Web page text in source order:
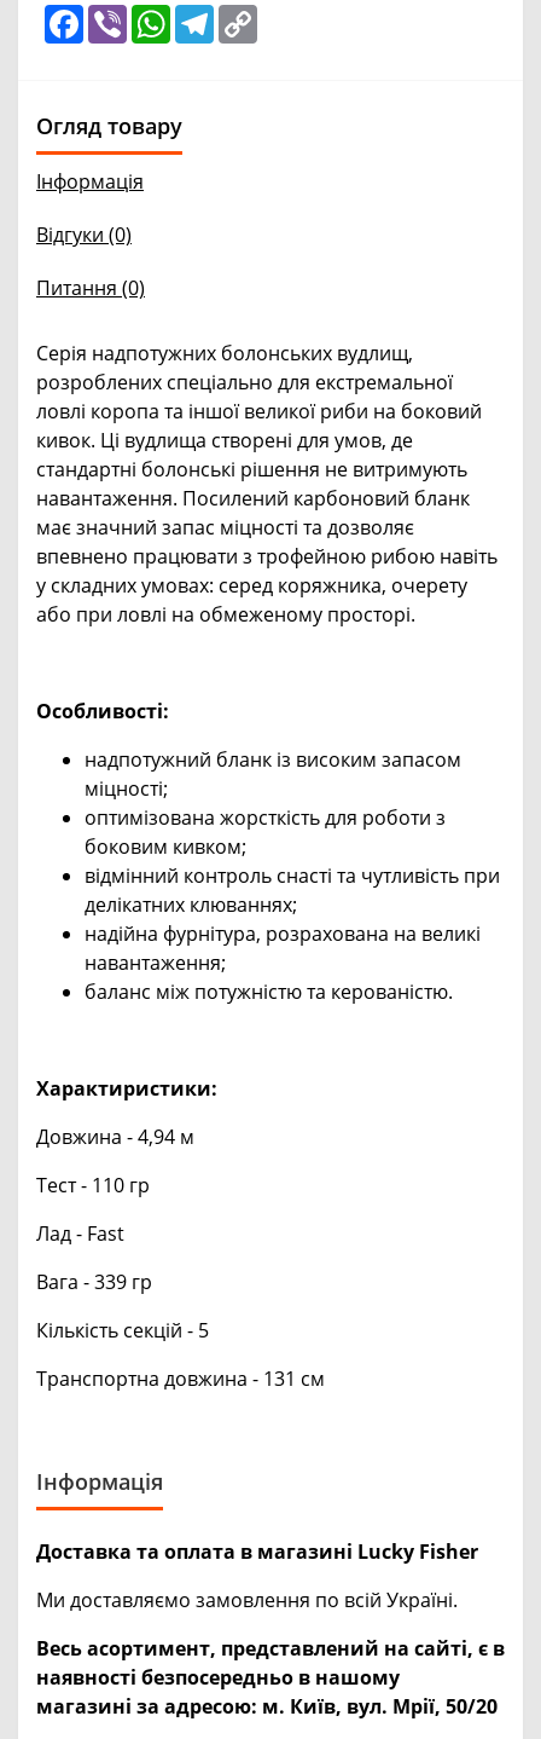
Facebook
Viber WhatsApp
Telegram
Огляд товару
Інформація
Відгуки (0)
Питання (0)
Серія надпотужних болонських вудлищ,
розроблених спеціально для екстремальної
ловлі коропа та іншої великої риби на боковий
кивок. Ці вудлища створені для умов, де
стандартні болонські рішення не витримують
навантаження. Посилений карбоновий бланк
має значний запас міцності та дозволяє
впевнено працювати з трофейною рибою навіть
у складних умовах: серед коряжника, очерету
або при ловлі на обмеженому просторі.
Особливості:
надпотужний бланк із високим запасом
міцності;
оптимізована жорсткість для роботи з
боковим кивком;
відмінний контроль снасті та чутливість при
делікатних клюваннях;
надійна фурнітура, розрахована на великі
навантаження;
баланс між потужністю та керованістю.
Характиристики:
Довжина - 4,94 м
Тест - 110 гр
Лад - Fast
Вага - 339 гр
Кількість секцій - 5
Транспортна довжина - 131 см
Інформація
Доставка та оплата в магазині Lucky Fisher
Ми доставляємо замовлення по всій Україні.
Весь асортимент, представлений на сайті, є в
наявності безпосередньо в нашому
магазині за адресою: м. Київ, вул. Мрії, 50/20